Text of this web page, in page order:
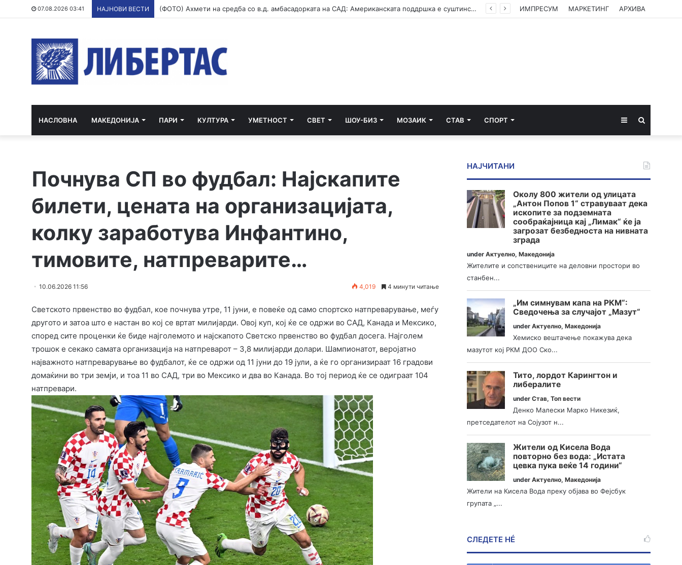
07.08.2026 03:41 НАЈНОВИ ВЕСТИ (ФОТО) Ахмети на средба со в.д. амбасадорката на САД: Американската поддршка е суштинска за зачувување на духот на Охридскиот договор ИМПРЕСУМ МАРКЕТИНГ АРХИВА
НАСЛОВНА МАКЕДОНИЈА ПАРИ КУЛТУРА УМЕТНОСТ СВЕТ ШОУ-БИЗ МОЗАИК СТАВ СПОРТ Sidebar
Почнува СП во фудбал: Најскапите
билети, цената на организацијата,
колку заработува Инфантино,
тимовите, натпреварите…
10.06.2026 11:56 4,019 4 минути читање
Светското првенство во фудбал, кое почнува утре, 11 јуни, е повеќе од само спортско натпреварување, меѓу
другото и затоа што е настан во кој се вртат милијарди. Овој куп, кој ќе се одржи во САД, Канада и Мексико,
според сите проценки ќе биде најголемото и најскапото Светско првенство во фудбал досега. Најголем
трошок е секако самата организација на натпреварот – 3,8 милијарди долари. Шампионатот, веројатно
најважното натпреварување во фудбалот, ќе се одржи од 11 јуни до 19 јули, а ќе го организираат 16 градови
домаќини во три земји, и тоа 11 во САД, три во Мексико и два во Канада. Во тој период ќе се одиграат 104
натпревари.
НАЈЧИТАНИ
Околу 800 жители од улицата
„Антон Попов 1“ стравуваат дека
ископите за подземната
сообраќајница кај „Лимак“ ќе ја
загрозат безбедноста на нивната
зграда
underАктуелно,Македонија
Жителите и сопствениците на деловни простори во
станбен...
„Им симнувам капа на РКМ“:
Сведочења за случајот „Мазут“
underАктуелно,Македонија
Хемиско вештачење покажува дека
мазутот кој РКМ ДОО Ско...
Тито, лордот Карингтон и
либералите
underСтав,Топ вести
Денко Малески Марко Никезиќ,
претседателот на Сојузот н...
Жители од Кисела Вода
повторно без вода: „Истата
цевка пука веќе 14 години“
underАктуелно,Македонија
Жители на Кисела Вода преку објава во Фејсбук
групата „...
СЛЕДЕТЕ НÉ